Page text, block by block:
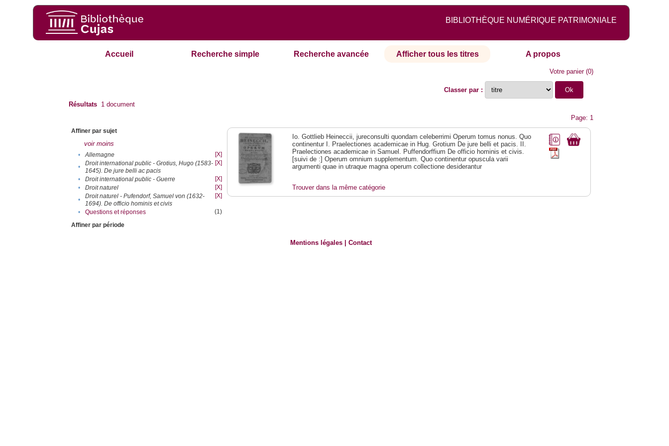
BIBLIOTHÈQUE NUMÉRIQUE PATRIMONIALE
Accueil Recherche simple Recherche avancée Afficher tous les titres A propos
Votre panier(0)
Classer par :
Résultats 1 document
Page: 1
Affiner par sujet
voir moins
• Allemagne
[X]
•
Droit international public - Grotius, Hugo (1583-
1645). De jure belli ac pacis
[X]
• Droit international public - Guerre
[X]
•
Droit naturel
[X]
•
Droit naturel - Pufendorf, Samuel von (1632-
1694). De officio hominis et civis
[X]
• Questions et réponses
(1)
Affiner par période
Io. Gottlieb Heineccii, jureconsulti quondam celeberrimi Operum tomus nonus. Quo
continentur I. Praelectiones academicae in Hug. Grotium De jure belli et pacis. II.
Praelectiones academicae in Samuel. Puffendorffium De officio hominis et civis.
[suivi de :] Operum omnium supplementum. Quo continentur opuscula varii
argumenti quae in utraque magna operum collectione desiderantur
Trouver dans la même catégorie
Mentions légales |Contact